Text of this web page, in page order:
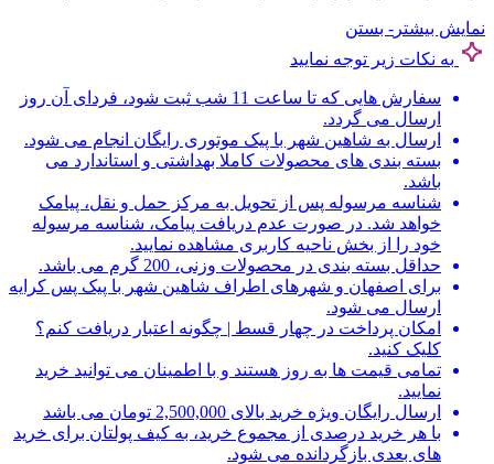
نمایش بیشتر - بستن
به نکات زیر توجه نمایید
سفارش هایی که تا ساعت 11 شب ثبت شود، فردای آن روز
ارسال می گردد.
ارسال به شاهین شهر با پیک موتوری رایگان انجام می شود.
بسته بندی های محصولات کاملا بهداشتی و استاندارد می
باشد.
شناسه مرسوله پس از تحویل به مرکز حمل و نقل، پیامک
خواهد شد. در صورت عدم دریافت پیامک، شناسه مرسوله
خود را از بخش ناحیه کاربری مشاهده نمایید.
حداقل بسته بندی در محصولات وزنی، 200 گرم می باشد.
برای اصفهان و شهرهای اطراف شاهین شهر با پیک پس کرایه
ارسال می شود.
امکان پرداخت در چهار قسط | چگونه اعتبار دریافت کنم؟
کلیک کنید.
تمامی قیمت ها به روز هستند و با اطمینان می توانید خرید
نمایید.
ارسال رایگان ویژه خرید بالای 2,500,000 تومان می باشد
با هر خرید درصدی از مجموع خرید، به کیف پولتان برای خرید
های بعدی بازگردانده می شود.